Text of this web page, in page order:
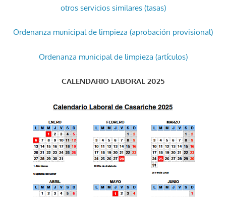
otros servicios similares (tasas)
Ordenanza municipal de limpieza (aprobación provisional)
Ordenanza municipal de limpieza (artículos)
CALENDARIO LABORAL 2025